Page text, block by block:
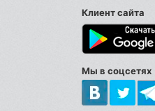
Клиент сайта
Мы в соцсетях